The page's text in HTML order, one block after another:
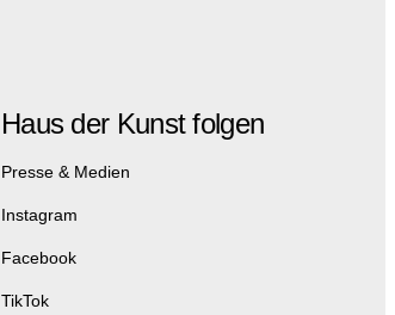
Haus der Kunst folgen
Presse & Medien
Instagram
Facebook
TikTok